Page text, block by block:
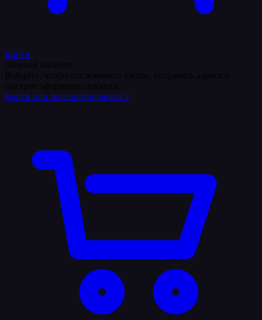
Войти
Войти или зарегистрироваться